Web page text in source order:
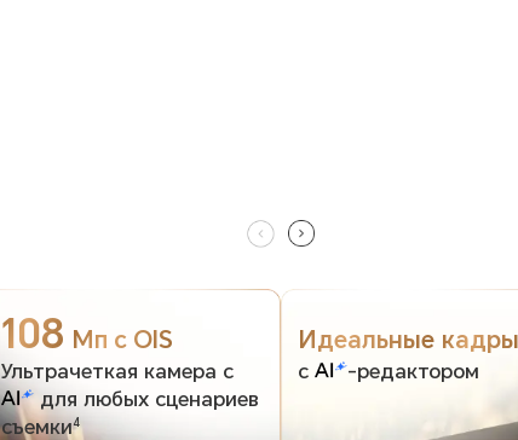
108 Мп с OIS
Ультрачеткая камера с
съемки4
Идеальные кадры
с -редактором